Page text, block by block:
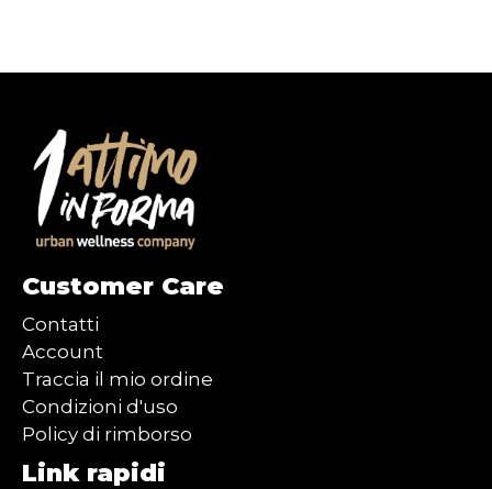
Customer Care
Contatti
Account
Traccia il mio ordine
Condizioni d'uso
Policy di rimborso
Link rapidi